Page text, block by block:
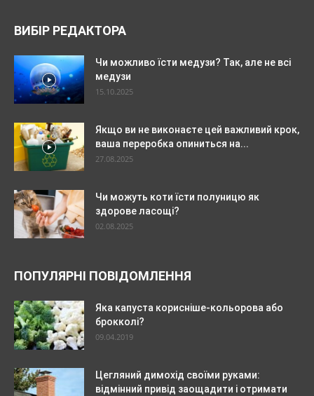
ВИБІР РЕДАКТОРА
Чи можливо їсти медузи? Так, але не всі
медузи
15.10.2025
Якщо ви не виконаєте цей важливий крок,
ваша переробка опиниться на...
27.08.2025
Чи можуть коти їсти полуницю як
здорове ласощі?
02.08.2025
ПОПУЛЯРНІ ПОВІДОМЛЕННЯ
Яка капуста корисніше-кольорова або
брокколі?
09.04.2019
Цегляний димохід своїми руками:
відмінний привід заощадити і отримати